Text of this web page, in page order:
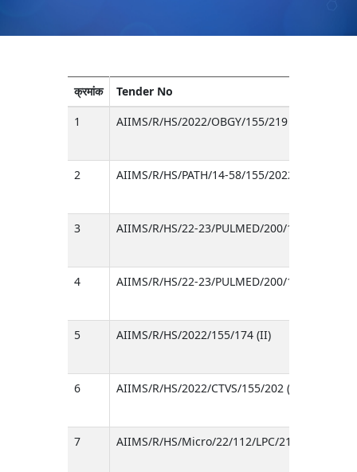
क्रमांक Tender No
1
AIIMS/R/HS/2022/OBGY/155/219
2 AIIMS/R/HS/PATH/14-58/155/2022/217
3 AIIMS/R/HS/22-23/PULMED/200/155/B/216
4 AIIMS/R/HS/22-23/PULMED/200/155/B/216
5 AIIMS/R/HS/2022/155/174 (II)
6 AIIMS/R/HS/2022/CTVS/155/202 (II)
7 AIIMS/R/HS/Micro/22/112/LPC/213